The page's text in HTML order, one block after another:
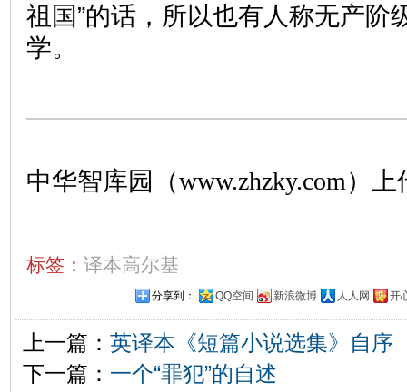
祖国”的话，所以也有人称无产阶
学。
中华智库园（www.zhzky.com）上
标签： 译本高尔基
分享到： QQ空间 新浪微博 人人网 开
上一篇： 英译本《短篇小说选集》自序
下一篇： 一个“罪犯”的自述